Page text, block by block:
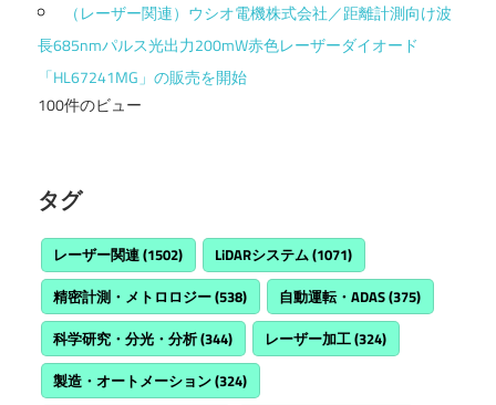
（レーザー関連）ウシオ電機株式会社／距離計測向け波
長685nmパルス光出力200mW赤色レーザーダイオード
「HL67241MG」の販売を開始
100件のビュー
タグ
レーザー関連(1502) LiDARシステム(1071)
精密計測・メトロロジー(538) 自動運転・ADAS(375)
科学研究・分光・分析(344) レーザー加工(324)
製造・オートメーション(324)